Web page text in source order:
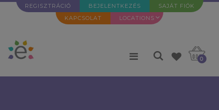
REGISZTRÁCIÓ BEJELENTKEZÉS
SAJÁT FIÓK
KAPCSOLAT
LOCATIONS
0